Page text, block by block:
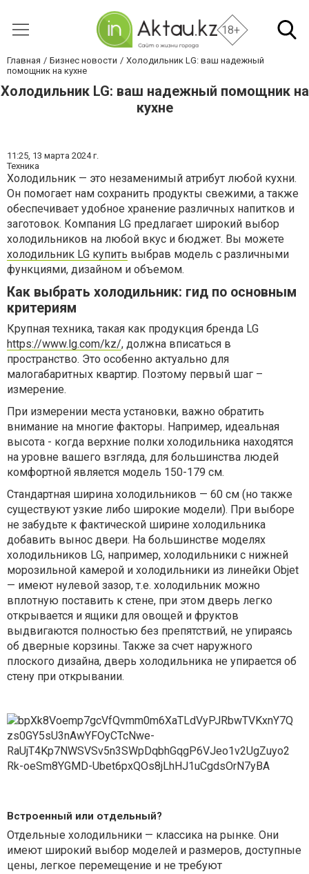
18+
Главная Бизнес новости
Холодильник LG: ваш надежный
помощник на кухне
Холодильник LG: ваш надежный помощник на
кухне
11:25, 13 марта 2024 г.
Техника
Холодильник — это незаменимый атрибут любой кухни.
Он помогает нам сохранить продукты свежими, а также
обеспечивает удобное хранение различных напитков и
заготовок. Компания LG предлагает широкий выбор
холодильников на любой вкус и бюджет. Вы можете
холодильник LG купить выбрав модель с различными
функциями, дизайном и объемом.
Как выбрать холодильник: гид по основным
критериям
Крупная техника, такая как продукция бренда LG
https://www.lg.com/kz/, должна вписаться в
пространство. Это особенно актуально для
малогабаритных квартир. Поэтому первый шаг –
измерение.
При измерении места установки, важно обратить
внимание на многие факторы. Например, идеальная
высота - когда верхние полки холодильника находятся
на уровне вашего взгляда, для большинства людей
комфортной является модель 150-179 см.
Стандартная ширина холодильников — 60 см (но также
существуют узкие либо широкие модели). При выборе
не забудьте к фактической ширине холодильника
добавить вынос двери. На большинстве моделях
холодильников LG, например, холодильники с нижней
морозильной камерой и холодильники из линейки Objet
— имеют нулевой зазор, т.е. холодильник можно
вплотную поставить к стене, при этом дверь легко
открывается и ящики для овощей и фруктов
выдвигаются полностью без препятствий, не упираясь
об дверные корзины. Также за счет наружного
плоского дизайна, дверь холодильника не упирается об
стену при открывании.
Встроенный или отдельный?
Отдельные холодильники — классика на рынке. Они
имеют широкий выбор моделей и размеров, доступные
цены, легкое перемещение и не требуют